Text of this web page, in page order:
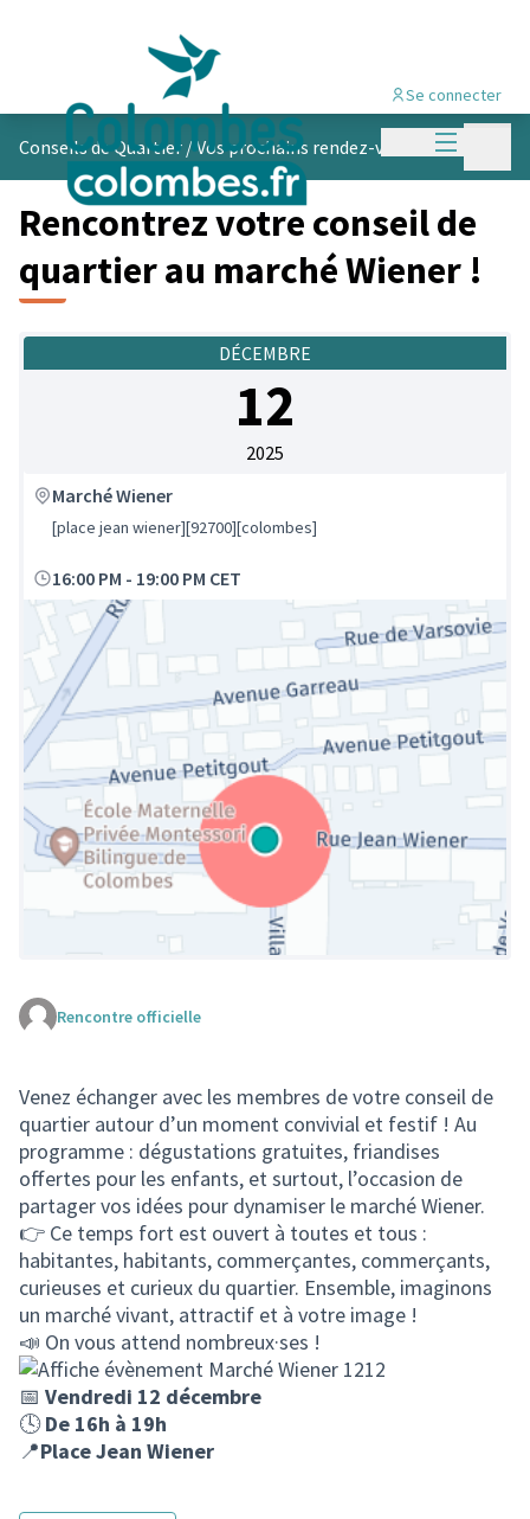
Menu
Se connecter
Conseils de Quartier /Vos prochains rendez-vous
Rencontrez votre conseil de
quartier au marché Wiener !
DÉCEMBRE
12
2025
Marché Wiener
[place jean wiener][92700][colombes]
16:00 PM - 19:00 PM CET
(Lien externe)
Rencontre officielle
Venez échanger avec les membres de votre conseil de
quartier autour d’un moment convivial et festif ! Au
programme : dégustations gratuites, friandises
offertes pour les enfants, et surtout, l’occasion de
partager vos idées pour dynamiser le marché Wiener.
👉 Ce temps fort est ouvert à toutes et tous :
habitantes, habitants, commerçantes, commerçants,
curieuses et curieux du quartier. Ensemble, imaginons
un marché vivant, attractif et à votre image !
📣 On vous attend nombreux·ses !
📅 Vendredi 12 décembre
🕓De 16h à 19h
📍Place Jean Wiener